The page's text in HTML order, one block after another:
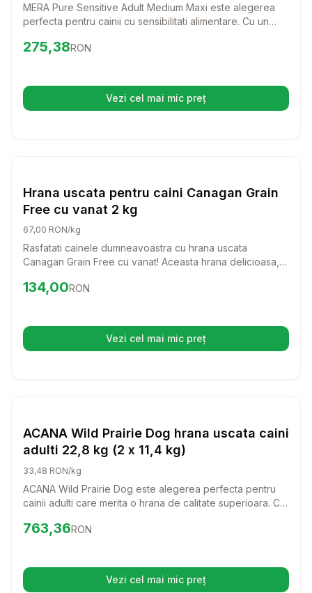
MERA Pure Sensitive Adult Medium Maxi este alegerea
perfecta pentru cainii cu sensibilitati alimentare. Cu un
uscata fara cereale ofera o dieta echilibrata si gustoasa
Preț: 275.38 RON
275,38RON
Vezi cel mai mic preț(se deschide într-o filă nouă)
Hrana Uscata Caini
Hrana uscata pentru caini Canagan Grain
Free cu vanat 2 kg
67,00 RON/kg
Rasfatati cainele dumneavoastra cu hrana uscata
Canagan Grain Free cu vanat! Aceasta hrana delicioasa,
mica, oferindu-le o alimentatie sanatoasa si echilibrata,
Preț:134.00
134,00RON
Vezi cel mai mic preț(se deschide într-o filă nouă)
Hrana Uscata Caini
ACANA Wild Prairie Dog hrana uscata caini
adulti 22,8 kg (2 x 11,4 kg)
33,48 RON/kg
ACANA Wild Prairie Dog este alegerea perfecta pentru
cainii adulti care merita o hrana de calitate superioara. Cu
hrana uscata va aduce bucurie si energie in viata
Preț: 763.36 RON
763,36RON
Vezi cel mai mic preț(se deschide într-o filă nouă)